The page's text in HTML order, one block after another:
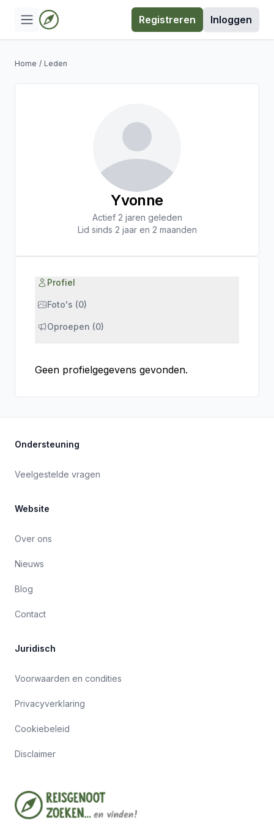
Registreren Inloggen
Home / Leden
Yvonne
Actief 2 jaren geleden
Lid sinds 2 jaar en 2 maanden
Profiel
Foto's (0)
Oproepen (0)
Geen profielgegevens gevonden.
Ondersteuning
Veelgestelde vragen
Website
Over ons
Nieuws
Blog
Contact
Juridisch
Voorwaarden en condities
Privacyverklaring
Cookiebeleid
Disclaimer